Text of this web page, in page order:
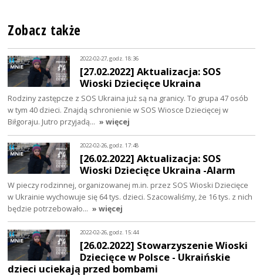
Zobacz także
2022-02-27, godz. 18:36
[27.02.2022] Aktualizacja: SOS
Wioski Dziecięce Ukraina
Rodziny zastępcze z SOS Ukraina już są na granicy. To grupa 47 osób
w tym 40 dzieci. Znajdą schronienie w SOS Wiosce Dziecięcej w
Biłgoraju. Jutro przyjadą… » więcej
2022-02-26, godz. 17:48
[26.02.2022] Aktualizacja: SOS
Wioski Dziecięce Ukraina -Alarm
W pieczy rodzinnej, organizowanej m.in. przez SOS Wioski Dziecięce
w Ukrainie wychowuje się 64 tys. dzieci. Szacowaliśmy, że 16 tys. z nich
będzie potrzebowało… » więcej
2022-02-26, godz. 15:44
[26.02.2022] Stowarzyszenie Wioski
Dziecięce w Polsce - Ukraińskie
dzieci uciekają przed bombami